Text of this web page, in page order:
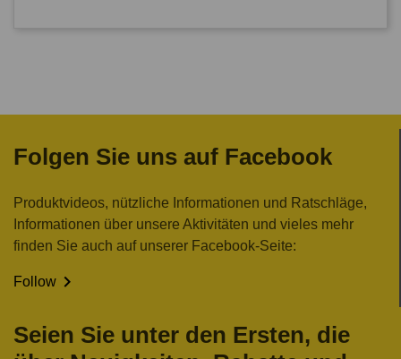
Folgen Sie uns auf Facebook
Produktvideos, nützliche Informationen und Ratschläge,
Informationen über unsere Aktivitäten und vieles mehr
finden Sie auch auf unserer Facebook-Seite:
Follow 
Seien Sie unter den Ersten, die